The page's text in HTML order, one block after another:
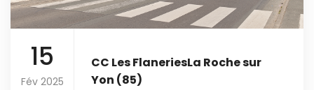
15
Fév 2025
CC Les FlaneriesLa Roche sur
Yon (85)